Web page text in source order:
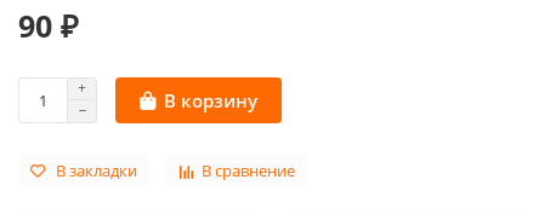
90 ₽
В корзину
В закладки В сравнение